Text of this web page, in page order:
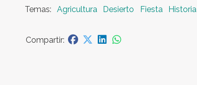
Agricultura Desierto Fiesta Historia